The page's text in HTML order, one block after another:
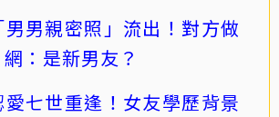
男親密照」流出！對方做
：是新男友？
七世重逢！女友學歷背景